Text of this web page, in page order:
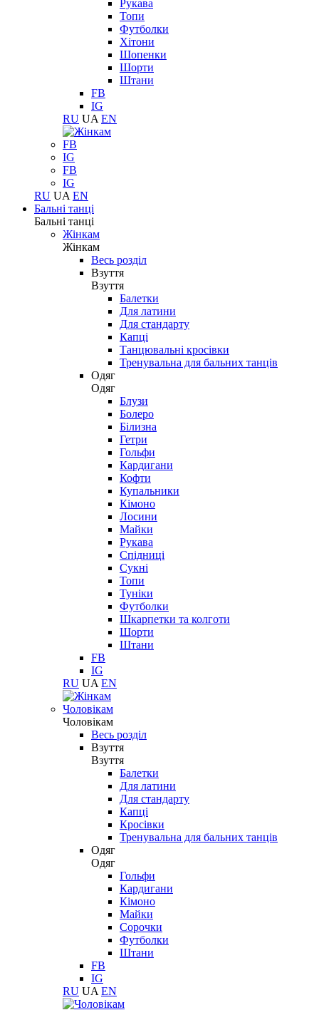
Рукава
Топи
Футболки
Хітони
Шопенки
Шорти
Штани
FB
IG
RU UA EN
FB
IG
FB
IG
RU UA EN
Бальні танці
Бальні танці
Жінкам
Жінкам
Весь розділ
Взуття
Взуття
Балетки
Для латини
Для стандарту
Капці
Танцювальні кросівки
Тренувальна для бальних танців
Одяг
Одяг
Блузи
Болеро
Білизна
Гетри
Гольфи
Кардигани
Кофти
Купальники
Кімоно
Лосини
Майки
Рукава
Спідниці
Сукні
Топи
Туніки
Футболки
Шкарпетки та колготи
Шорти
Штани
FB
IG
RU UA EN
Чоловікам
Чоловікам
Весь розділ
Взуття
Взуття
Балетки
Для латини
Для стандарту
Капці
Кросівки
Тренувальна для бальних танців
Одяг
Одяг
Гольфи
Кардигани
Кімоно
Майки
Сорочки
Футболки
Штани
FB
IG
RU UA EN